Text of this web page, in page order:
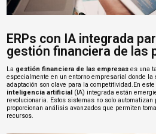
ERPs con IA integrada
gestión financiera de las
La gestión financiera de las empresas es una
especialmente en un entorno empresarial donde la
adaptación son clave para la competitividad.En este
inteligencia artificial (IA) integrada están
revolucionaria. Estos sistemas no solo automatizan
proporcionan análisis avanzados que permiten
recursos.